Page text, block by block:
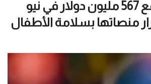
إلزام “ميتا” بدفع 567 مليون دولار في نيو
منصاتها بسلامة الأطفال